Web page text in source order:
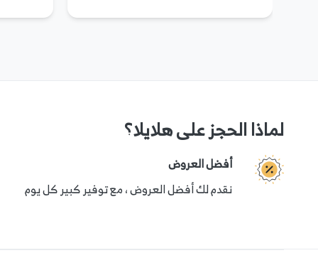
لماذا الحجز على هلايلا؟
أفضل العروض
نقدم لك أفضل العروض ، مع توفير كبير كل يوم